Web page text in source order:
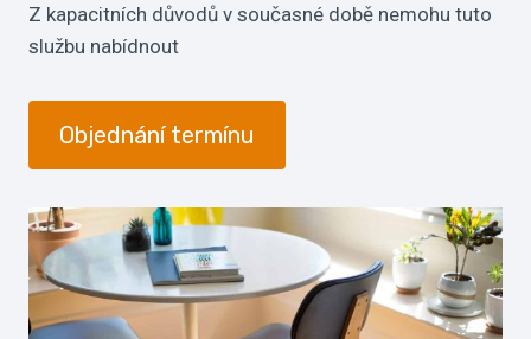
Z kapacitních důvodů v současné době nemohu tuto
službu nabídnout
Objednání termínu